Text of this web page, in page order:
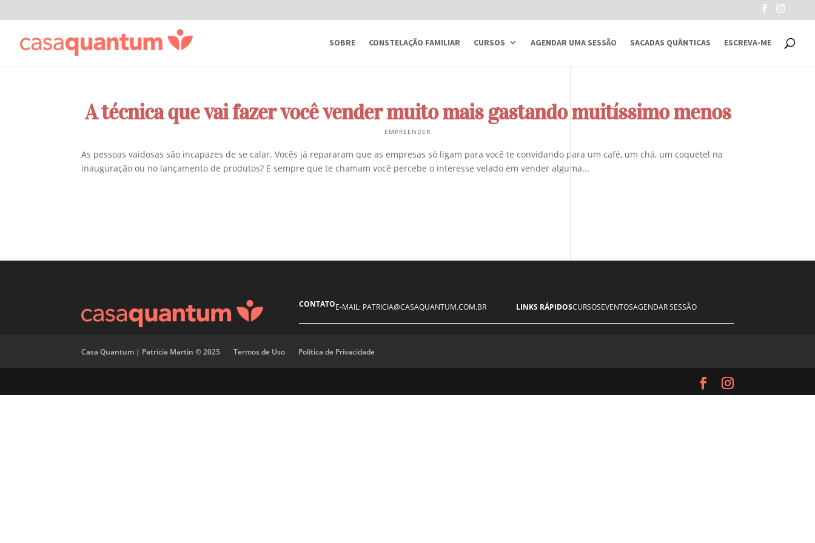
SOBRE CONSTELAÇÃO FAMILIAR CURSOS AGENDAR UMA SESSÃO SACADAS QUÂNTICAS ESCREVA-ME
A técnica que vai fazer você vender muito mais gastando muitíssimo menos
EMPREENDER
As pessoas vaidosas são incapazes de se calar. Vocês já repararam que as empresas só ligam para você te convidando para um café, um chá, um coquetel na
inauguração ou no lançamento de produtos? E sempre que te chamam você percebe o interesse velado em vender alguma...
CONTATOE-MAIL: PATRICIA@CASAQUANTUM.COM.BR LINKS RÁPIDOSCURSOSEVENTOSAGENDAR SESSÃO
Casa Quantum | Patrícia Martin © 2025 Termos de Uso Política de Privacidade